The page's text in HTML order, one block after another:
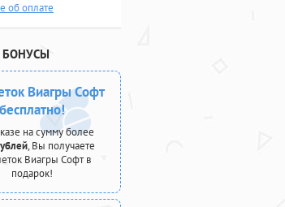
об оплате
Виагры Софт
бесплатно!
на сумму более
, Вы получаете
Виагры Софт в
подарок!